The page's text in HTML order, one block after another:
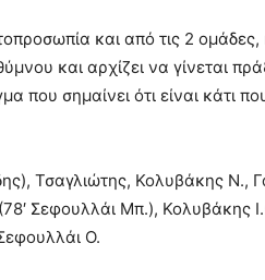
και από τις 2 ομάδες,
και αρχίζει να γίνεται
σημαίνει ότι είναι κάτι
Τσαγλιώτης, Κολυβάκης Ν.,
Σεφουλλάι Μπ.), Κολυβάκης
Ο.